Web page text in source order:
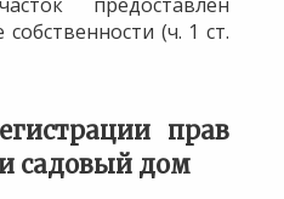
(ч. 1 ст.
прав
садовый дом